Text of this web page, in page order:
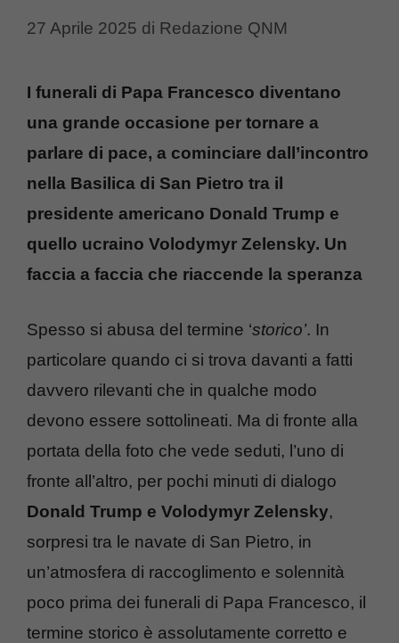
27 Aprile 2025 di Redazione QNM
I funerali di Papa Francesco diventano
una grande occasione per tornare a
parlare di pace, a cominciare dall’incontro
nella Basilica di San Pietro tra il
presidente americano Donald Trump e
quello ucraino Volodymyr Zelensky. Un
faccia a faccia che riaccende la speranza
Spesso si abusa del termine ‘storico’. In
particolare quando ci si trova davanti a fatti
davvero rilevanti che in qualche modo
devono essere sottolineati. Ma di fronte alla
portata della foto che vede seduti, l’uno di
fronte all’altro, per pochi minuti di dialogo
Donald Trump e Volodymyr Zelensky,
sorpresi tra le navate di San Pietro, in
un’atmosfera di raccoglimento e solennità
poco prima dei funerali di Papa Francesco, il
termine storico è assolutamente corretto e